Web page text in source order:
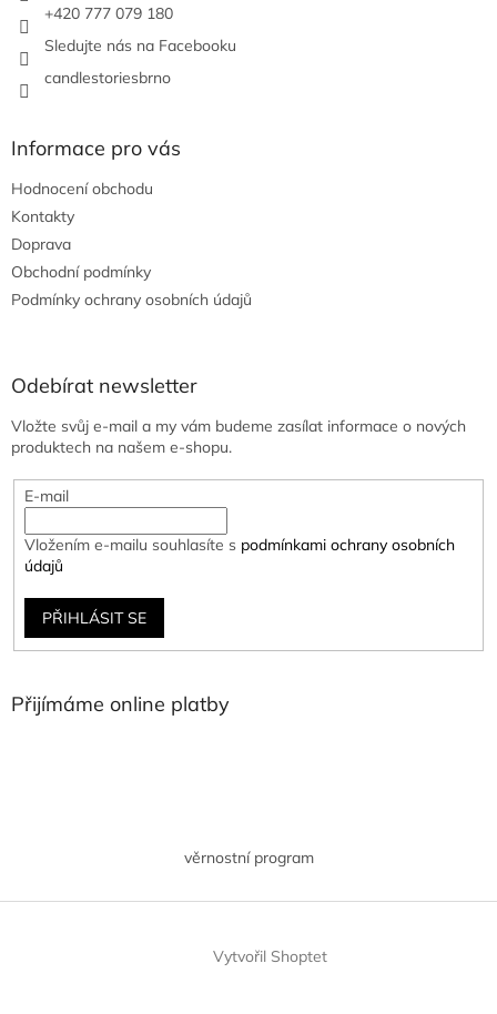
+420 777 079 180
Sledujte nás na Facebooku
candlestoriesbrno
Informace pro vás
Hodnocení obchodu
Kontakty
Doprava
Obchodní podmínky
Podmínky ochrany osobních údajů
Odebírat newsletter
Vložte svůj e-mail a my vám budeme zasílat informace o nových
produktech na našem e-shopu.
E-mail
Vložením e-mailu souhlasíte s podmínkami ochrany osobních
údajů
PŘIHLÁSIT SE
Přijímáme online platby
věrnostní program
Vytvořil Shoptet